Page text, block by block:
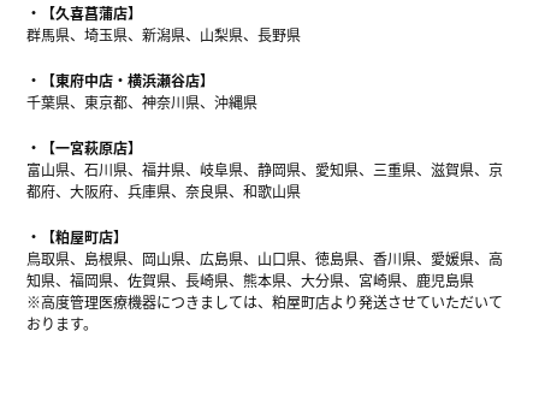
【久喜菖蒲店】
群馬県、埼玉県、新潟県、山梨県、長野県
【東府中店・横浜瀬谷店】
千葉県、東京都、神奈川県、沖縄県
【一宮萩原店】
富山県、石川県、福井県、岐阜県、静岡県、愛知県、三重県、滋賀県、京
都府、大阪府、兵庫県、奈良県、和歌山県
【粕屋町店】
鳥取県、島根県、岡山県、広島県、山口県、徳島県、香川県、愛媛県、高
知県、福岡県、佐賀県、長崎県、熊本県、大分県、宮崎県、鹿児島県
※高度管理医療機器につきましては、粕屋町店より発送させていただいて
おります。